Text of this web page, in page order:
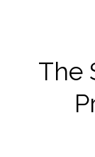
The